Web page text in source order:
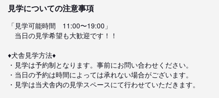
見学についての注意事項
「見学可能時間　11:00〜19:00」
当日の見学希望も大歓迎です！！
♦️犬舎見学方法♦️
・見学は予約制となります。事前にお問い合わせください。
・当日の予約は時間によっては承れない場合がございます。
・見学は当犬舎内の見学スペースにて行わせていただきます。